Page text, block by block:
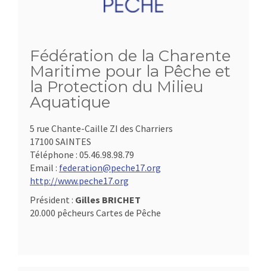
Fédération de la Charente
Maritime pour la Pêche et
la Protection du Milieu
Aquatique
5 rue Chante-Caille ZI des Charriers
17100 SAINTES
Téléphone : 05.46.98.98.79
Email : federation@peche17.org
http://www.peche17.org
Président : Gilles BRICHET
20.000 pêcheurs Cartes de Pêche